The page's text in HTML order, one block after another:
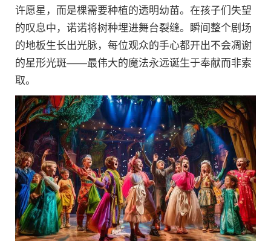
许愿星，而是棵需要种植的透明幼苗。在孩子们失望
的叹息中，诺诺将树种埋进舞台裂缝。瞬间整个剧场
的地板生长出光脉，每位观众的手心都开出不会凋谢
的星形光斑——最伟大的魔法永远诞生于奉献而非索
取。